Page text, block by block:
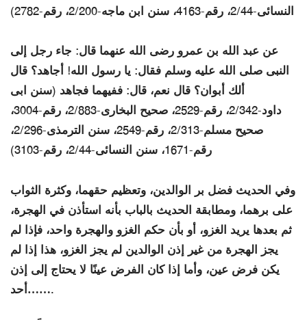
النسائى-2/44، رقم-4163، سنن ابن ماجه-2/200، رقم-2782)
عن عبد الله بن عمرو رضى الله عنهما قال: جاء رجل إلى
النبى صلى الله عليه وسلم فقال: يا رسول الله! أجاهد؟ قال
ألك أبوان؟ قال نعم، قال: ففيهما فجاهد (سنن ابى
داود-2/342، رقم-2529، صحيح البخارى-2/883، رقم-3004،
صحيح مسلم-2/313، رقم-2549، سنن الترمذى-2/296،
رقم-1671، سنن النسائى-2/44، رقم-3103)
وفي الحديث فضل بر الوالدين، وتعظيم حقهما، وكثرة الثواب
على برهما، ومطابقة الحديث بالباب بأنه استأذن في الهجرة،
ثم بعدها يريد الغزو، أو بأن حكم الغزو والهجرة واحد، فإذا لم
يجز الهجرة من غير إذن الوالدين لم يجز الغزو، هذا إذا لم
يكن فرض عين، وأما إذا كان الفرض عينًا لا يحتاج إلى إذن
أحد…….